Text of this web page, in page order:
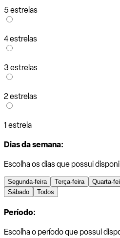
5 estrelas
4 estrelas
3 estrelas
2 estrelas
1 estrela
Dias da semana:
Escolha os dias que possui
Segunda-feira Terça-feira Quarta-
Sábado
Todos
Período:
Escolha o período que possui